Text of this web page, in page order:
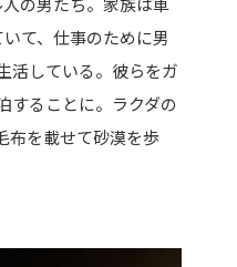
て、仕事のために男
活している。彼らをガ
することに。ラクダの
布を載せて砂漠を歩